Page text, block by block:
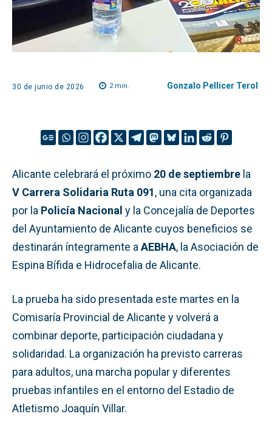
30 de junio de 2026 2min. Gonzalo Pellicer Terol
Alicante celebrará el próximo 20 de septiembre la
V Carrera Solidaria Ruta 091, una cita organizada
por la Policía Nacional y la Concejalía de Deportes
del Ayuntamiento de Alicante cuyos beneficios se
destinarán íntegramente a AEBHA, la Asociación de
Espina Bífida e Hidrocefalia de Alicante.
La prueba ha sido presentada este martes en la
Comisaría Provincial de Alicante y volverá a
combinar deporte, participación ciudadana y
solidaridad. La organización ha previsto carreras
para adultos, una marcha popular y diferentes
pruebas infantiles en el entorno del Estadio de
Atletismo Joaquín Villar.